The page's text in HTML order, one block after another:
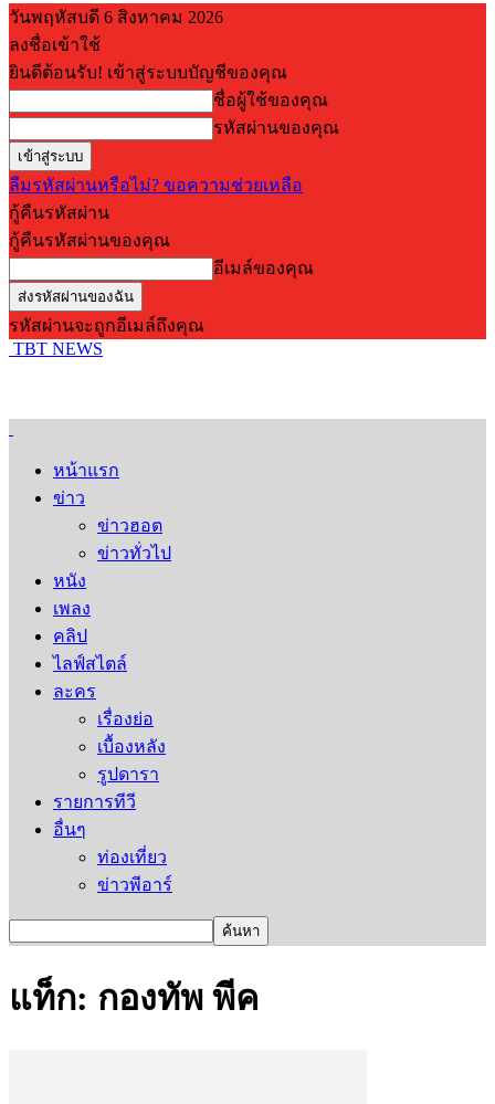
วันพฤหัสบดี 6 สิงหาคม 2026
ลงชื่อเข้าใช้
ยินดีต้อนรับ! เข้าสู่ระบบบัญชีของคุณ
ชื่อผู้ใช้ของคุณ
รหัสผ่านของคุณ
ลืมรหัสผ่านหรือไม่? ขอความช่วยเหลือ
กู้คืนรหัสผ่าน
กู้คืนรหัสผ่านของคุณ
อีเมล์ของคุณ
รหัสผ่านจะถูกอีเมล์ถึงคุณ
TBT NEWS
หน้าแรก
ข่าว
ข่าวฮอต
ข่าวทั่วไป
หนัง
เพลง
คลิป
ไลฟ์สไตล์
ละคร
เรื่องย่อ
เบื้องหลัง
รูปดารา
รายการทีวี
อื่นๆ
ท่องเที่ยว
ข่าวพีอาร์
แท็ก: กองทัพ พีค